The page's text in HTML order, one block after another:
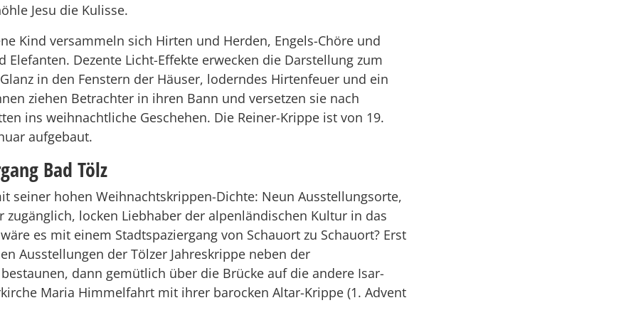
Jesu die Kulisse.
Kind versammeln sich Hirten und Herden, Engels-Chöre und
Elefanten. Dezente Licht-Effekte erwecken die Darstellung zum
in den Fenstern der Häuser, loderndes Hirtenfeuer und ein
ziehen Betrachter in ihren Bann und versetzen sie nach
ins weihnachtliche Geschehen. Die Reiner-Krippe ist von 19.
aufgebaut.
Bad Tölz
seiner hohen Weihnachtskrippen-Dichte: Neun Ausstellungsorte,
zugänglich, locken Liebhaber der alpenländischen Kultur in das
es mit einem Stadtspaziergang von Schauort zu Schauort? Erst
Ausstellungen der Tölzer Jahreskrippe neben der
dann gemütlich über die Brücke auf die andere Isar-
Maria Himmelfahrt mit ihrer barocken Altar-Krippe (1. Advent